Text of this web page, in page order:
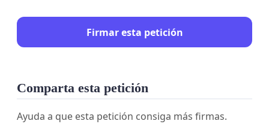
Firmar esta petición
Comparta esta petición
Ayuda a que esta petición consiga más firmas.